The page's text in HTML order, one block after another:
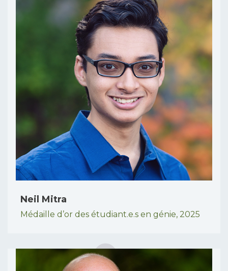
Neil Mitra
Médaille d’or des étudiant.e.s en génie, 2025